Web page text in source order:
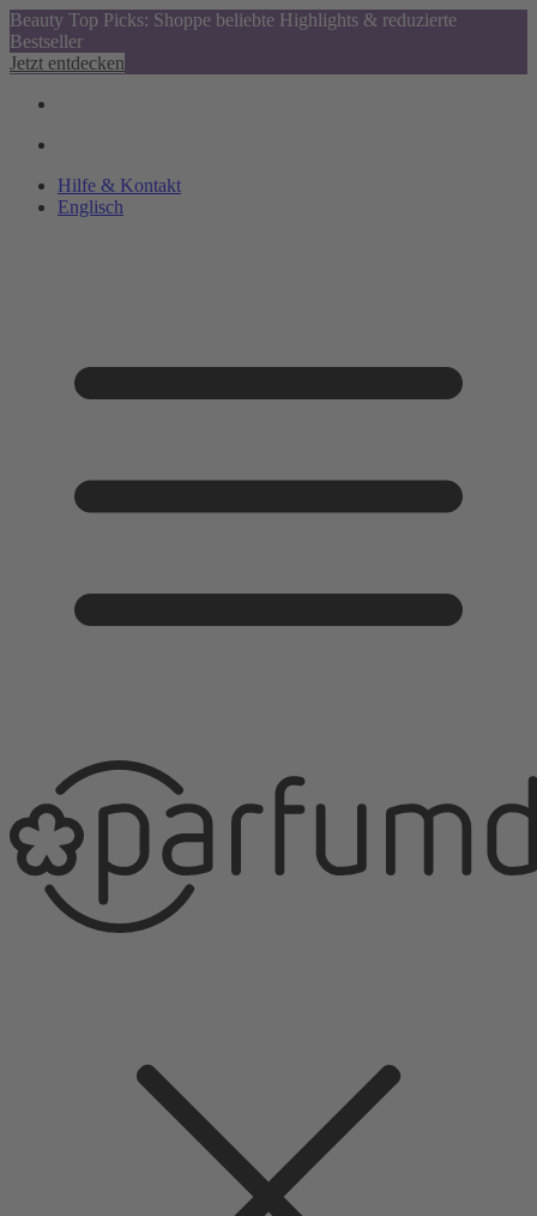
Beauty Top Picks: Shoppe beliebte Highlights & reduzierte
Bestseller
Jetzt entdecken
Hilfe & Kontakt
Englisch